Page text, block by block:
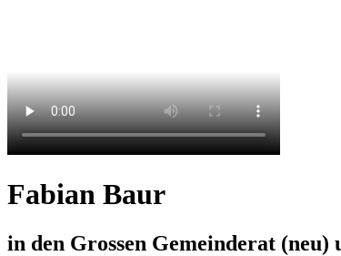
Fabian Baur
in den Grossen Gemeinderat (neu)